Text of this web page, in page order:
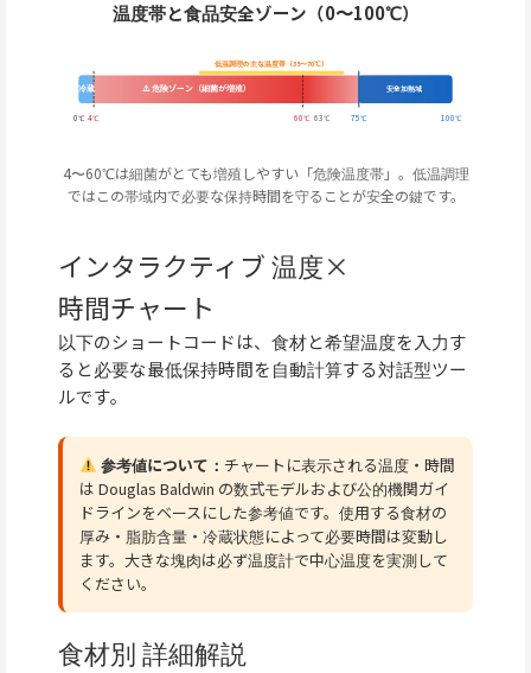
温度帯と食品安全ゾーン（0〜100℃）
0℃ 4℃ 60℃ 63℃ 75℃ 100℃
冷蔵 ⚠️ 危険ゾーン（細菌が増殖） 安全加熱域
低温調理の主な温度帯（35〜70℃）
4〜60℃は細菌がとても増殖しやすい「危険温度帯」。低温調理
ではこの帯域内で必要な保持時間を守ることが安全の鍵です。
インタラクティブ 温度×
時間チャート
以下のショートコードは、食材と希望温度を入力す
ると必要な最低保持時間を自動計算する対話型ツー
ルです。
参考値について： チャートに表示される温度・時間
は Douglas Baldwin の数式モデルおよび公的機関ガイ
ドラインをベースにした参考値です。使用する食材の
厚み・脂肪含量・冷蔵状態によって必要時間は変動し
ます。大きな塊肉は必ず温度計で中心温度を実測して
ください。
食材別 詳細解説